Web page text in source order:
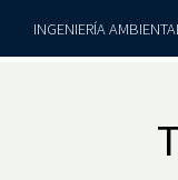
INGENIERÍA